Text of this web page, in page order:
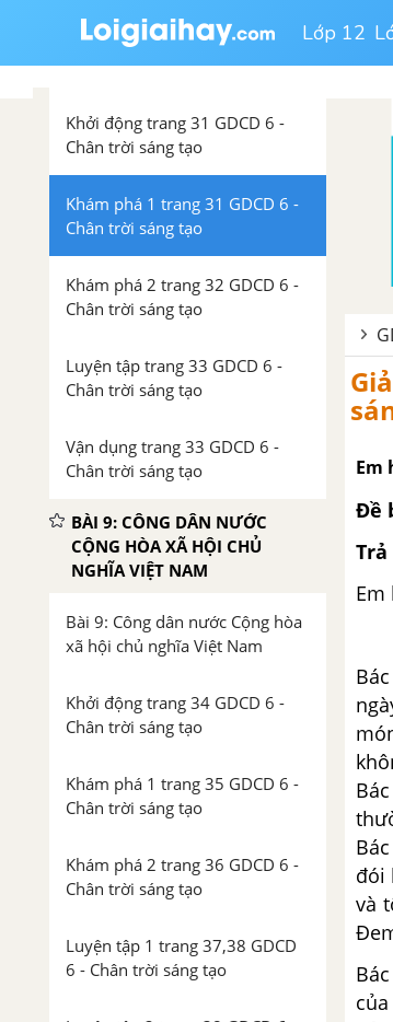
Lớp 12
BÀI 8: TIẾT KIỆM
Lý thuyết Bài 8: Tiết kiệm
Khởi động trang 31 GDCD 6 -
Chân trời sáng tạo
Khám phá 1 trang 31 GDCD 6 -
Chân trời sáng tạo
Khám phá 2 trang 32 GDCD 6 -
Chân trời sáng tạo
Luyện tập trang 33 GDCD 6 -
Chân trời sáng tạo
Vận dụng trang 33 GDCD 6 -
Chân trời sáng tạo
BÀI 9: CÔNG DÂN NƯỚC
CỘNG HÒA XÃ HỘI CHỦ
NGHĨA VIỆT NAM
Bài 9: Công dân nước Cộng hòa
xã hội chủ nghĩa Việt Nam
Khởi động trang 34 GDCD 6 -
Chân trời sáng tạo
Khám phá 1 trang 35 GDCD 6 -
Chân trời sáng tạo
Khám phá 2 trang 36 GDCD 6 -
Chân trời sáng tạo
Luyện tập 1 trang 37,38 GDCD
6 - Chân trời sáng tạo
Em
Đề
Trả
Em
đói
và